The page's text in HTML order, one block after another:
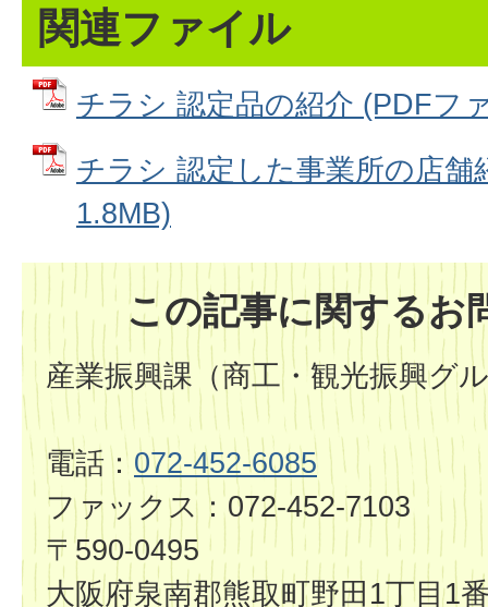
関連ファイル
チラシ 認定品の紹介 (PDFフ
チラシ 認定した事業所の店舗
1.8MB)
この記事に関するお
産業振興課（商工・観光振興グ
電話： 072-452-6085
ファックス：072-452-7103
〒590-0495
大阪府泉南郡熊取町野田1丁目1